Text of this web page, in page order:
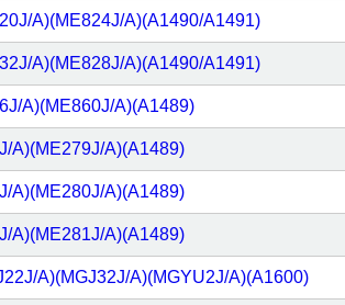
A)(ME824J/A)(A1490/A1491)
A)(ME828J/A)(A1490/A1491)
A)(ME860J/A)(A1489)
A)(ME279J/A)(A1489)
A)(ME280J/A)(A1489)
A)(ME281J/A)(A1489)
A)(MGJ32J/A)(MGYU2J/A)(A1600)